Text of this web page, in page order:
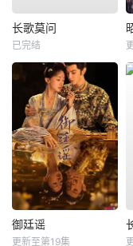
长歌莫问
已完结
御廷谣
更新至第19集